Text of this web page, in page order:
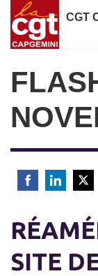
CGT
FacebookLinkedIn
SITE